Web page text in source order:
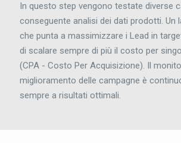
In questo step vengono testate diverse
conseguente analisi dei dati prodotti. Un
che punta a massimizzare i Lead in
di scalare sempre di più il costo per
(CPA - Costo Per Acquisizione). Il
miglioramento delle campagne è
sempre a risultati ottimali.